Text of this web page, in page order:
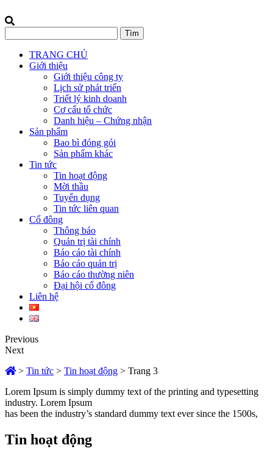
TRANG CHỦ
Giới thiệu
Giới thiệu công ty
Lịch sử phát triển
Triết lý kinh doanh
Cơ cấu tổ chức
Danh hiệu – Chứng nhận
Sản phẩm
Bao bì đóng gói
Sản phẩm khác
Tin tức
Tin hoạt động
Mời thầu
Tuyển dụng
Tin tức liên quan
Cổ đông
Thông báo
Quản trị tài chính
Báo cáo tài chính
Báo cáo quản trị
Báo cáo thường niên
Đại hội cổ đông
Liên hệ
Previous
Next
> Tin tức > Tin hoạt động > Trang 3
Lorem Ipsum is simply dummy text of the printing and typesetting
industry. Lorem Ipsum
has been the industry’s standard dummy text ever since the 1500s,
Tin hoạt động